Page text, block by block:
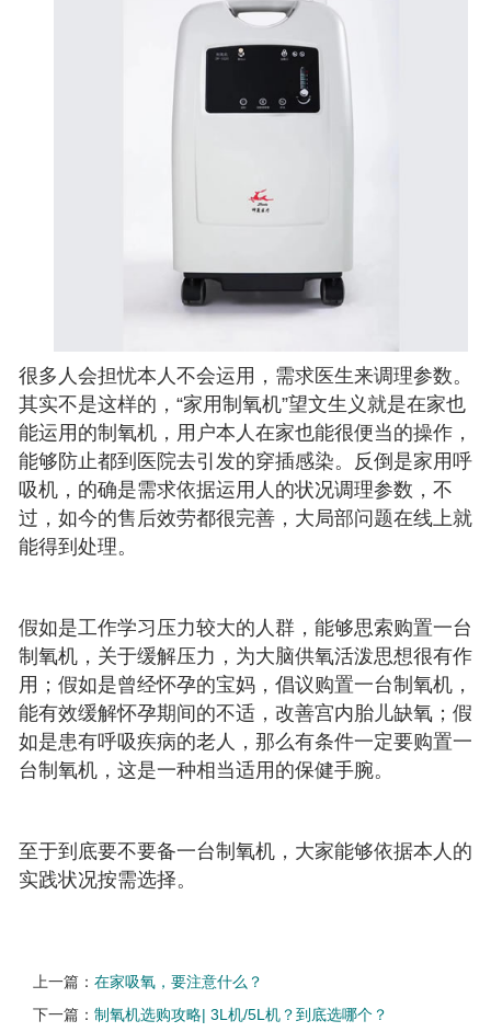
很多人会担忧本人不会运用，需求医生来调理参数。
其实不是这样的，“家用制氧机”望文生义就是在家也
能运用的制氧机，用户本人在家也能很便当的操作，
能够防止都到医院去引发的穿插感染。反倒是家用呼
吸机，的确是需求依据运用人的状况调理参数，不
过，如今的售后效劳都很完善，大局部问题在线上就
能得到处理。
假如是工作学习压力较大的人群，能够思索购置一台
制氧机，关于缓解压力，为大脑供氧活泼思想很有作
用；假如是曾经怀孕的宝妈，倡议购置一台制氧机，
能有效缓解怀孕期间的不适，改善宫内胎儿缺氧；假
如是患有呼吸疾病的老人，那么有条件一定要购置一
台制氧机，这是一种相当适用的保健手腕。
至于到底要不要备一台制氧机，大家能够依据本人的
实践状况按需选择。
上一篇： 在家吸氧，要注意什么？
下一篇： 制氧机选购攻略| 3L机/5L机？到底选哪个？